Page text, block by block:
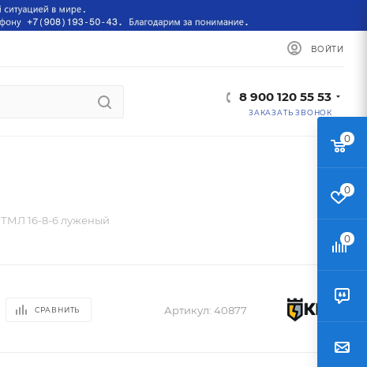
ВОЙТИ
8 900 120 55 53
ЗАКАЗАТЬ ЗВОНОК
16-8-6 луженый
СРАВНИТЬ Артикул: 40877
0
0
0